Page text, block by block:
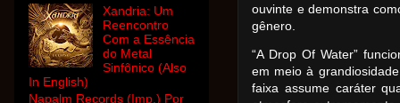
ouvinte e demonstra
gênero.
“A Drop Of Water”
em meio à
faixa assume caráter
Xandria: Um
Reencontro
Com a Essência
do Metal
Sinfônico (Also
In English)
Napalm Records (Imp.) Por